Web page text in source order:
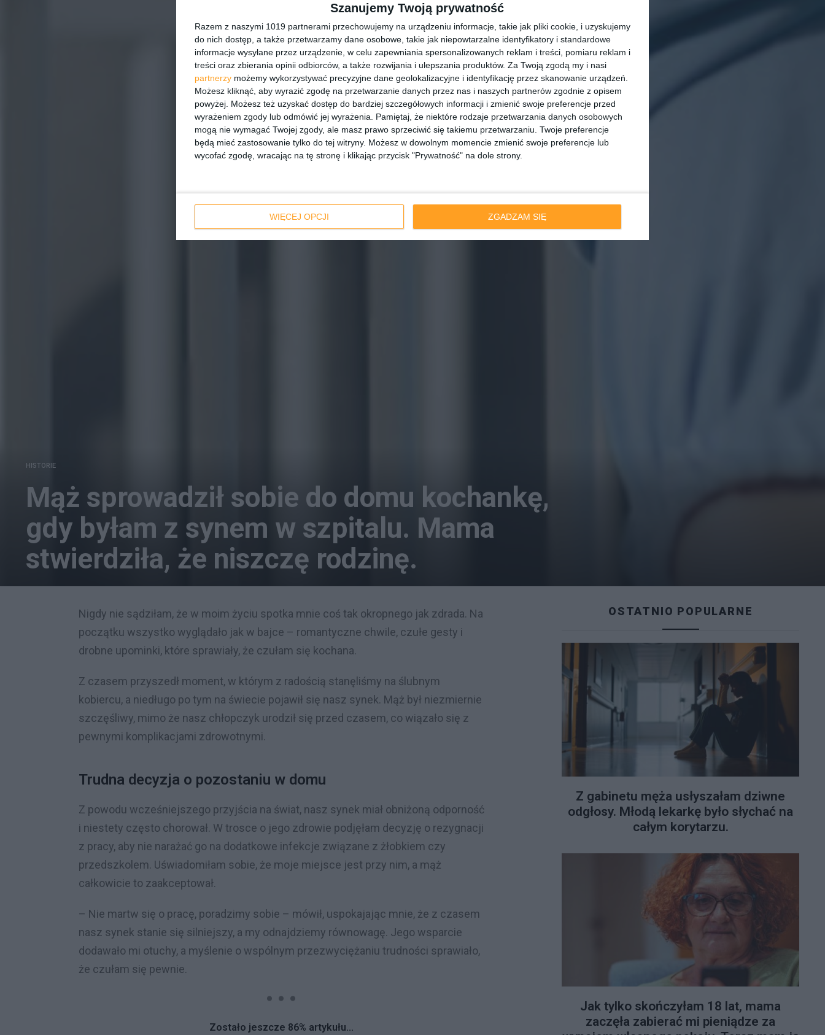
Szanujemy Twoją prywatność
Razem z naszymi 1019 partnerami przechowujemy na urządzeniu informacje, takie jak pliki cookie, i uzyskujemy
do nich dostęp, a także przetwarzamy dane osobowe, takie jak niepowtarzalne identyfikatory i standardowe
informacje wysyłane przez urządzenie, w celu zapewniania spersonalizowanych reklam i treści, pomiaru reklam i
treści oraz zbierania opinii odbiorców, a także rozwijania i ulepszania produktów. Za Twoją zgodą my i nasi
partnerzy możemy wykorzystywać precyzyjne dane geolokalizacyjne i identyfikację przez skanowanie urządzeń.
Możesz kliknąć, aby wyrazić zgodę na przetwarzanie danych przez nas i naszych partnerów zgodnie z opisem
powyżej. Możesz też uzyskać dostęp do bardziej szczegółowych informacji i zmienić swoje preferencje przed
wyrażeniem zgody lub odmówić jej wyrażenia.
Pamiętaj, że niektóre rodzaje przetwarzania danych osobowych
mogą nie wymagać Twojej zgody, ale masz prawo sprzeciwić się takiemu przetwarzaniu. Twoje preferencje
będą mieć zastosowanie tylko do tej witryny. Możesz w dowolnym momencie zmienić swoje preferencje lub
wycofać zgodę, wracając na tę stronę i klikając przycisk "Prywatność" na dole strony.
WIĘCEJ OPCJI ZGADZAM SIĘ
HISTORIE
Mąż sprowadził sobie do domu kochankę,
gdy byłam z synem w szpitalu. Mama
stwierdziła, że niszczę rodzinę.
Nigdy nie sądziłam, że w moim życiu spotka mnie coś tak okropnego jak zdrada. Na
początku wszystko wyglądało jak w bajce – romantyczne chwile, czułe gesty i
drobne upominki, które sprawiały, że czułam się kochana.
Z czasem przyszedł moment, w którym z radością stanęliśmy na ślubnym
kobiercu, a niedługo po tym na świecie pojawił się nasz synek. Mąż był niezmiernie
szczęśliwy, mimo że nasz chłopczyk urodził się przed czasem, co wiązało się z
pewnymi komplikacjami zdrowotnymi.
Trudna decyzja o pozostaniu w domu
Z powodu wcześniejszego przyjścia na świat, nasz synek miał obniżoną odporność
i niestety często chorował. W trosce o jego zdrowie podjęłam decyzję o rezygnacji
z pracy, aby nie narażać go na dodatkowe infekcje związane z żłobkiem czy
przedszkolem. Uświadomiłam sobie, że moje miejsce jest przy nim, a mąż
całkowicie to zaakceptował.
– Nie martw się o pracę, poradzimy sobie – mówił, uspokajając mnie, że z czasem
nasz synek stanie się silniejszy, a my odnajdziemy równowagę. Jego wsparcie
dodawało mi otuchy, a myślenie o wspólnym przezwyciężaniu trudności sprawiało,
że czułam się pewnie.
...
Zostało jeszcze 86% artykułu...
OSTATNIO POPULARNE
Z gabinetu męża usłyszałam dziwne
odgłosy. Młodą lekarkę było słychać na
całym korytarzu.
Jak tylko skończyłam 18 lat, mama
zaczęła zabierać mi pieniądze za